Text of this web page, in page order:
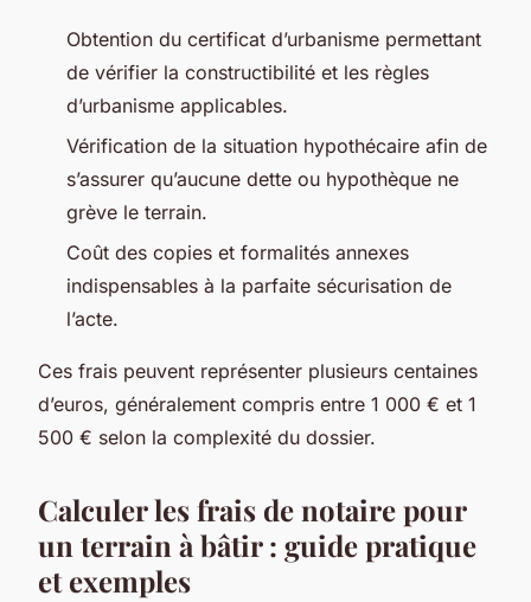
Obtention du certificat d’urbanisme permettant
de vérifier la constructibilité et les règles
d’urbanisme applicables.
Vérification de la situation hypothécaire afin de
s’assurer qu’aucune dette ou hypothèque ne
grève le terrain.
Coût des copies et formalités annexes
indispensables à la parfaite sécurisation de
l’acte.
Ces frais peuvent représenter plusieurs centaines
d’euros, généralement compris entre 1 000 € et 1
500 € selon la complexité du dossier.
Calculer les frais de notaire pour
un terrain à bâtir : guide pratique
et exemples